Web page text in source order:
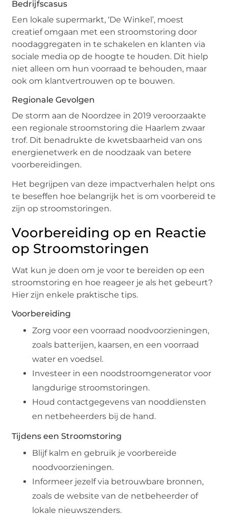
Bedrijfscasus
Een lokale supermarkt, ‘De Winkel’, moest
creatief omgaan met een stroomstoring door
noodaggregaten in te schakelen en klanten via
sociale media op de hoogte te houden. Dit hielp
niet alleen om hun voorraad te behouden, maar
ook om klantvertrouwen op te bouwen.
Regionale Gevolgen
De storm aan de Noordzee in 2019 veroorzaakte
een regionale stroomstoring die Haarlem zwaar
trof. Dit benadrukte de kwetsbaarheid van ons
energienetwerk en de noodzaak van betere
voorbereidingen.
Het begrijpen van deze impactverhalen helpt ons
te beseffen hoe belangrijk het is om voorbereid te
zijn op stroomstoringen.
Voorbereiding op en Reactie
op Stroomstoringen
Wat kun je doen om je voor te bereiden op een
stroomstoring en hoe reageer je als het gebeurt?
Hier zijn enkele praktische tips.
Voorbereiding
Zorg voor een voorraad noodvoorzieningen,
zoals batterijen, kaarsen, en een voorraad
water en voedsel.
Investeer in een noodstroomgenerator voor
langdurige stroomstoringen.
Houd contactgegevens van nooddiensten
en netbeheerders bij de hand.
Tijdens een Stroomstoring
Blijf kalm en gebruik je voorbereide
noodvoorzieningen.
Informeer jezelf via betrouwbare bronnen,
zoals de website van de netbeheerder of
lokale nieuwszenders.